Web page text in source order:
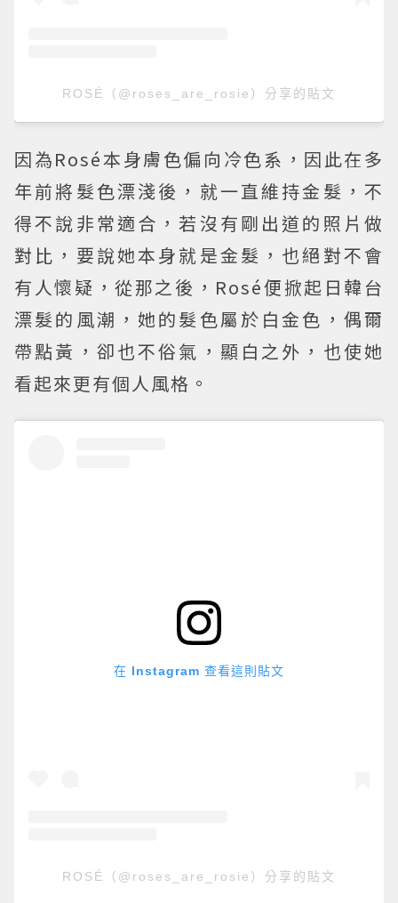
ROSÉ（@roses_are_rosie）分享的貼文
因為Rosé本身膚色偏向冷色系，因此在多
年前將髮色漂淺後，就一直維持金髮，不
得不說非常適合，若沒有剛出道的照片做
對比，要說她本身就是金髮，也絕對不會
有人懷疑，從那之後，Rosé便掀起日韓台
漂髮的風潮，她的髮色屬於白金色，偶爾
帶點黃，卻也不俗氣，顯白之外，也使她
看起來更有個人風格。
在 Instagram 查看這則貼文
ROSÉ（@roses_are_rosie）分享的貼文